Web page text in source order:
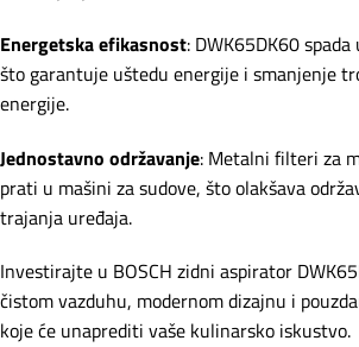
Energetska efikasnost: DWK65DK60
što garantuje uštedu energije i smanjenje
energije.
Jednostavno održavanje: Metalni filteri za
prati u mašini za sudove, što olakšava
trajanja uređaja.
Investirajte u BOSCH zidni aspirator
čistom vazduhu, modernom dizajnu i
koje će unaprediti vaše kulinarsko iskustvo.